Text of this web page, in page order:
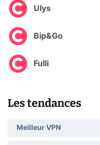
Ulys
Bip&Go
Fulli
Les tendances
Meilleur VPN